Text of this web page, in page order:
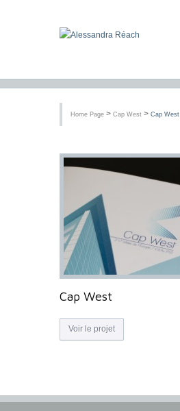
Home Page > Cap West > Cap West
Cap West
Voir le projet